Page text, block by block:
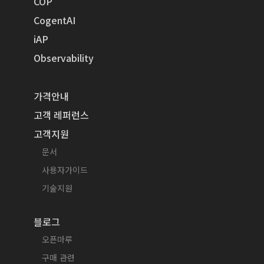
CogentAI
iAP
Observability
가격안내
고객 레퍼런스
고객지원
문서
사용자가이드
기술지원
블로그
오픈마루
구매 관련